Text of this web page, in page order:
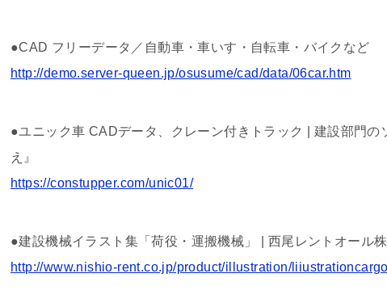
●CAD フリーデータ／自動車・車いす・自転車・バイクなど
http://demo.server-queen.jp/osusume/cad/data/06car.htm
●ユニック車 CADデータ、クレーン付きトラック | 建設部門
え』
https://constupper.com/unic01/
●建設機械イラスト集「荷役・運搬機械」 | 西尾レントオール
http://www.nishio-rent.co.jp/product/illustration/